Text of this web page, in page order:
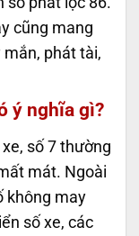
cũng mang
phát tài,
ý nghĩa gì?
số 7 thường
mát. Ngoài
không may
số xe, các